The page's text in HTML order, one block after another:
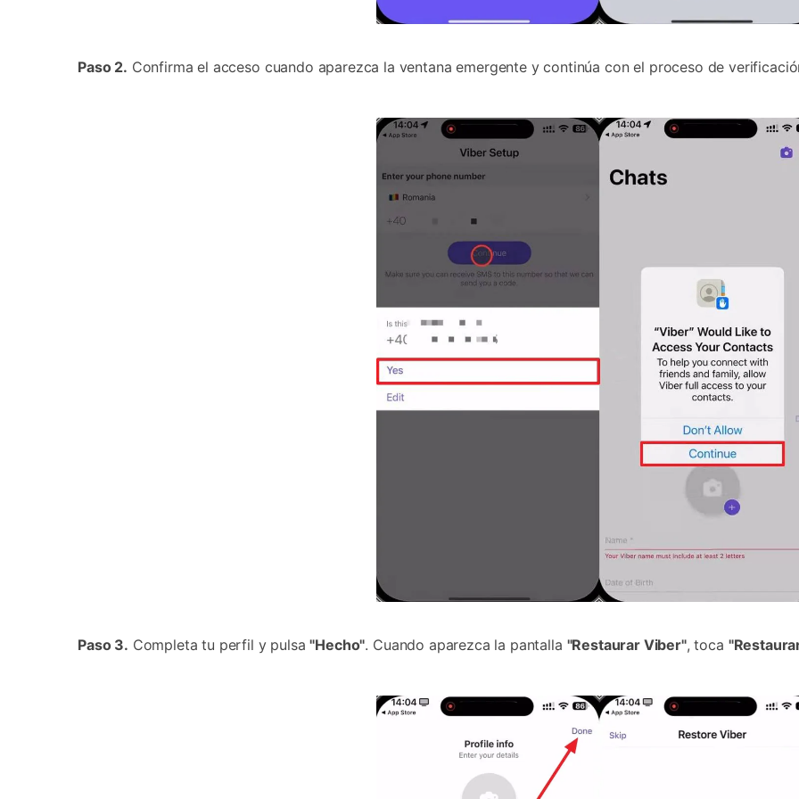
Paso 2. Confirma el acceso cuando aparezca la ventana emergente y continúa con el proceso de
Paso 3. Completa tu perfil y pulsa"Hecho". Cuando aparezca la pantalla "Restaurar Viber", toca